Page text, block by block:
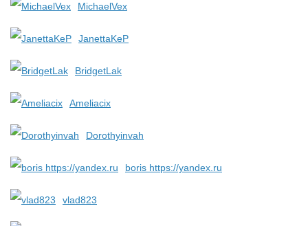
MichaelVex
JanettaKeP
BridgetLak
Ameliacix
Dorothyinvah
boris https://yandex.ru
vlad823